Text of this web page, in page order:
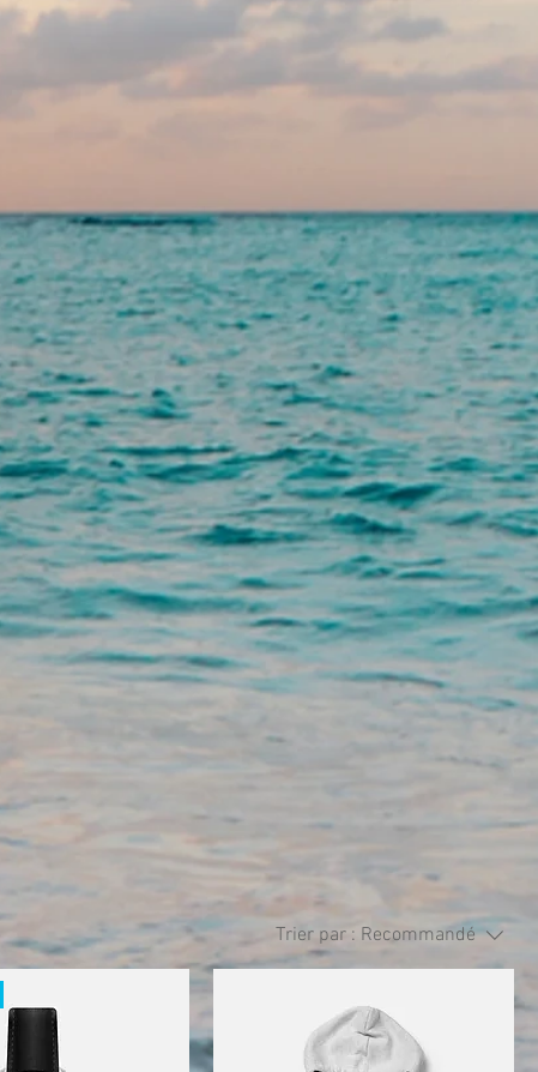
Trier par : Recommandé